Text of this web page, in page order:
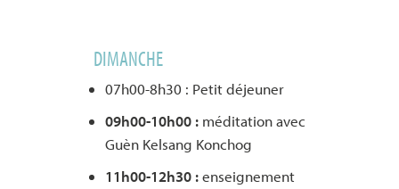
DIMANCHE
07h00-8h30 : Petit déjeuner
09h00-10h00 :méditation avec
Guèn Kelsang Konchog
11h00-12h30 :enseignement